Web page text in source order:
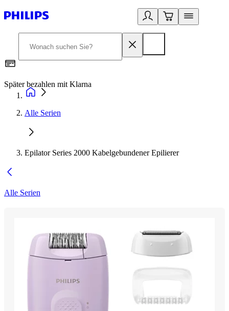
Später bezahlen mit Klarna
Alle Serien
Epilator Series 2000 Kabelgebundener Epilierer
Alle Serien